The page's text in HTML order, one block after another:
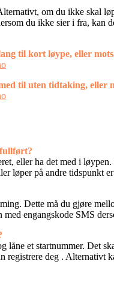
om du ikke skal
du ikke sier i fra, kan
til kort løype, eller
til uten tidtaking, eller
eller ha det med i
løper på andre tidspunkt
Dette må du gjøre
med engangskode SMS
låne et startnummer. Det
registrere deg . Alternativt